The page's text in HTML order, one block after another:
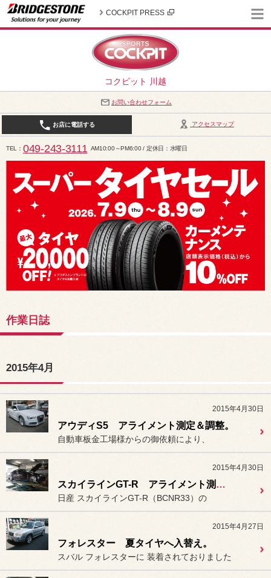
コクピット 川越
COCKPIT PRESS
お問い合わせフォーム
アクセスマップ
お店に電話する
TEL 049-243-3111 AM10:00～PM6:00 / 定休日：水曜日
作業日誌
2015年4月
2015年4月30日
アウディS5 アライメント測定＆調整。
自動車板金工場様からの御依頼により、
2015年4月30日
スカイラインGT-R アライメント測定＆調整。
日産 スカイラインGT-R（BCNR33）の
2015年4月27日
フォレスター 夏タイヤへ入替え。
スバル フォレスターに 装着されておりました